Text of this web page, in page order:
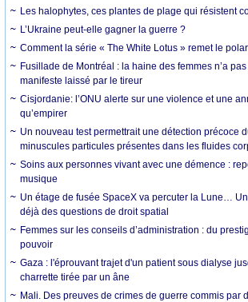
Les halophytes, ces plantes de plage qui résistent
L’Ukraine peut-elle gagner la guerre ?
Comment la série « The White Lotus » remet le
Fusillade de Montréal : la haine des femmes n’a
manifeste laissé par le tireur
Cisjordanie: l’ONU alerte sur une violence et une
qu’empirer
Un nouveau test permettrait une détection précoce
minuscules particules présentes dans les fluides
Soins aux personnes vivant avec une démence :
musique
Un étage de fusée SpaceX va percuter la Lune…
déjà des questions de droit spatial
Femmes sur les conseils d’administration : du
pouvoir
Gaza : l'éprouvant trajet d'un patient sous dialyse
charrette tirée par un âne
Mali. Des preuves de crimes de guerre commis par